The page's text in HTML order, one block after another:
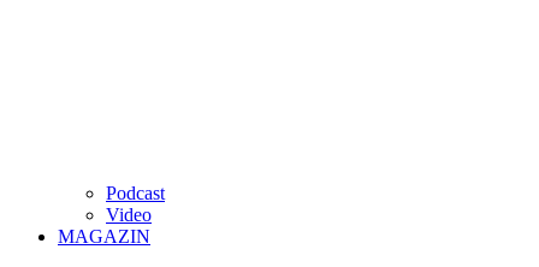
Podcast
Video
MAGAZIN